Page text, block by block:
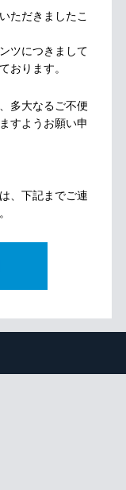
ただきましたこ
ツにつきまして
おります。
多大なるご不便
すようお願い申
、下記までご連